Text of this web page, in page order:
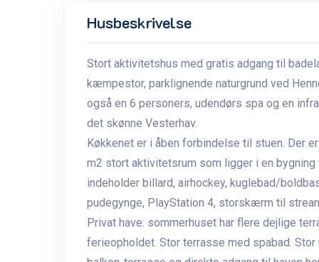
Husbeskrivelse
Stort aktivitetshus med gratis adgang til
kæmpestor, parklignende naturgrund ved
også en 6 personers, udendørs spa og en
det skønne Vesterhav.
Køkkenet er i åben forbindelse til stuen. Der
m2 stort aktivitetsrum som ligger i en
indeholder billard, airhockey, kuglebad/
pudegynge, PlayStation 4, storskærm til
Privat have: sommerhuset har flere dejlige
ferieopholdet. Stor terrasse med spabad.